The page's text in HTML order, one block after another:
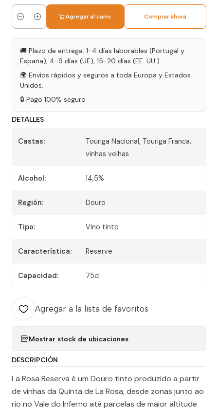
Cantidad
Agregar al carro Comprar ahora
🚚 Plazo de entrega: 1-4 días laborables (Portugal y
España), 4-9 días (UE), 15-20 días (EE. UU.)
🌍 Envíos rápidos y seguros a toda Europa y Estados
Unidos.
🔒 Pago 100% seguro
DETALLES
Castas:
Touriga Nacional, Touriga Franca,
vinhas velhas
Alcohol: 14,5%
Región: Douro
Tipo: Vino tinto
Característica: Reserve
Capacidad: 75cl
Agregar a la lista de favoritos
Mostrar stock de ubicaciones
DESCRIPCIÓN
La Rosa Reserva é um Douro tinto produzido a partir
de vinhas da Quinta de La Rosa, desde zonas junto ao
rio no Vale do Inferno até parcelas de maior altitude